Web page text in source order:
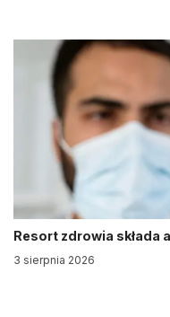
Resort zdrowia składa
3 sierpnia 2026